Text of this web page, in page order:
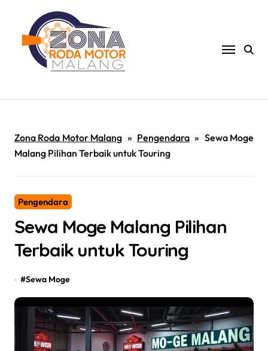
content
Zona Roda Motor Malang » Pengendara » Sewa Moge
Malang Pilihan Terbaik untuk Touring
Pengendara
Sewa Moge Malang Pilihan
Terbaik untuk Touring
#Sewa Moge